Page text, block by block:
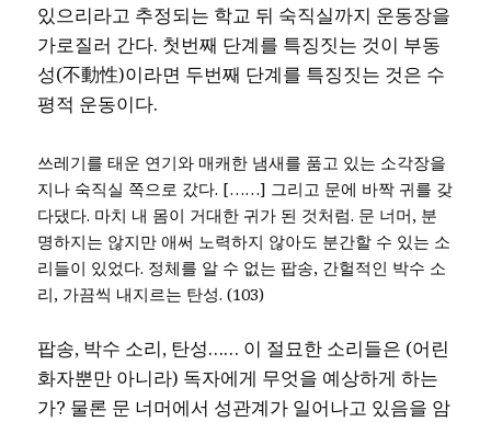
있으리라고 추정되는 학교 뒤 숙직실까지 운동장을
가로질러 간다. 첫번째 단계를 특징짓는 것이 부동
성(不動性)이라면 두번째 단계를 특징짓는 것은 수
평적 운동이다.
쓰레기를 태운 연기와 매캐한 냄새를 품고 있는 소각장을
지나 숙직실 쪽으로 갔다. [……] 그리고 문에 바짝 귀를 갖
다댔다. 마치 내 몸이 거대한 귀가 된 것처럼. 문 너머, 분
명하지는 않지만 애써 노력하지 않아도 분간할 수 있는 소
리들이 있었다. 정체를 알 수 없는 팝송, 간헐적인 박수 소
리, 가끔씩 내지르는 탄성. (103)
팝송, 박수 소리, 탄성…… 이 절묘한 소리들은 (어린
화자뿐만 아니라) 독자에게 무엇을 예상하게 하는
가? 물론 문 너머에서 성관계가 일어나고 있음을 암